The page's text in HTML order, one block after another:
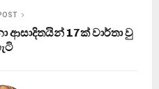
17ක් වාර්තා වු